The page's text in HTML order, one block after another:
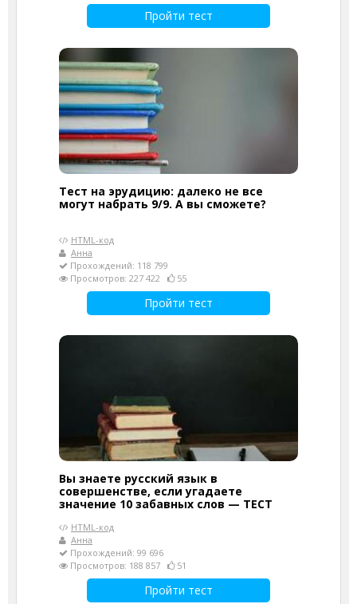
Пройти тест
Тест на эрудицию: далеко не все
могут набрать 9/9. А вы сможете?
HTML-код
Анна
Прохождений: 118 799
Просмотров: 227 422
55
Пройти тест
Вы знаете русский язык в
совершенстве, если угадаете
значение 10 забавных слов — ТЕСТ
HTML-код
Анна
Прохождений: 99 696
Просмотров: 188 857
51
Пройти тест